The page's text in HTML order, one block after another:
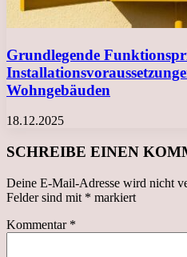
Grundlegende
Wohngebäuden
18.12.2025
SCHREIBE EINEN
Deine E-Mail-Adresse wird nicht
Felder sind mit * markiert
Kommentar *